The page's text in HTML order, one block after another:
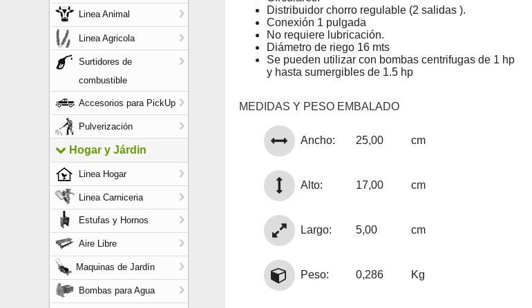
Linea Animal
Linea Agricola
Surtidores de
combustible
Accesorios para PickUp
Pulverización
Hogar y Járdin
Linea Hogar
Linea Carniceria
Estufas y Hornos
Aire Libre
Maquinas de Jardín
Bombas para Agua
Distribuidor chorro regulable (2 salidas ).
Conexión 1 pulgada
No requiere lubricación.
Diámetro de riego 16 mts
Se pueden utilizar con bombas centrifugas de 1 hp
y hasta sumergibles de 1.5 hp
MEDIDAS Y PESO EMBALADO
Ancho: 25,00 cm
Alto: 17,00 cm
Largo: 5,00 cm
Peso: 0,286 Kg